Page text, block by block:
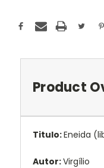
Product
Titulo:Eneida
Autor:Virgílio